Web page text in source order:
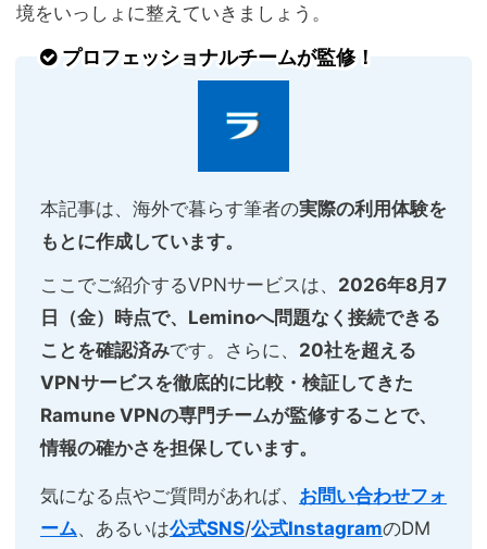
境をいっしょに整えていきましょう。
プロフェッショナルチームが監修！
本記事は、海外で暮らす筆者の実際の利用体験を
もとに作成しています。
ここでご紹介するVPNサービスは、 2026年8月7
日（金）時点で、Leminoへ問題なく接続できる
ことを確認済みです。さらに、 20社を超える
VPNサービスを徹底的に比較・検証してきた
Ramune VPNの専門チームが監修することで、
情報の確かさを担保しています。
気になる点やご質問があれば、 お問い合わせフォ
ーム、あるいは公式SNS/公式InstagramのDM